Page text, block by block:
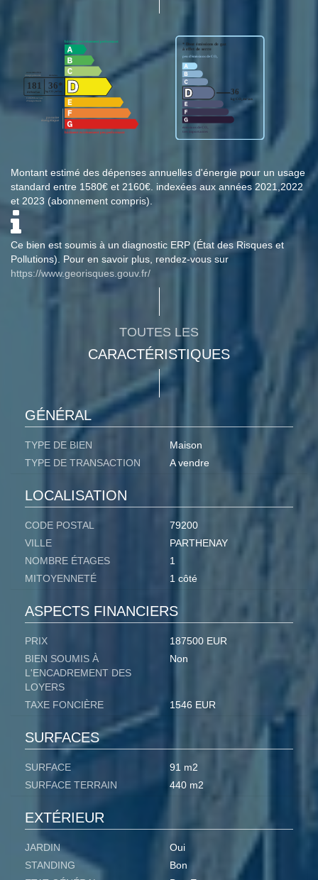
Montant estimé des dépenses annuelles d'énergie pour un usage
standard entre 1580€ et 2160€. indexées aux années 2021,2022
et 2023 (abonnement compris).
Ce bien est soumis à un diagnostic ERP (État des Risques et
Pollutions). Pour en savoir plus, rendez-vous sur
https://www.georisques.gouv.fr/
TOUTES LES
CARACTÉRISTIQUES
GÉNÉRAL
TYPE DE BIEN
Maison
TYPE DE TRANSACTION
A vendre
LOCALISATION
CODE POSTAL
79200
VILLE
PARTHENAY
NOMBRE ÉTAGES
1
MITOYENNETÉ
1 côté
ASPECTS FINANCIERS
PRIX
187500 EUR
BIEN SOUMIS À
L'ENCADREMENT DES
LOYERS
Non
TAXE FONCIÈRE 1546 EUR
SURFACES
SURFACE
91 m2
SURFACE TERRAIN
440 m2
EXTÉRIEUR
JARDIN
Oui
STANDING
Bon